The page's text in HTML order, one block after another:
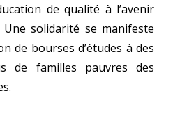
de qualité à l’avenir
Une solidarité se manifeste
de bourses d’études à des
de familles pauvres des